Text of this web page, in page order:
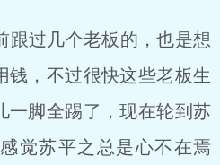
过几个老板的，也是想
钱，不过很快这些老板生
一脚全踢了，现在轮到苏
觉苏平之总是心不在焉